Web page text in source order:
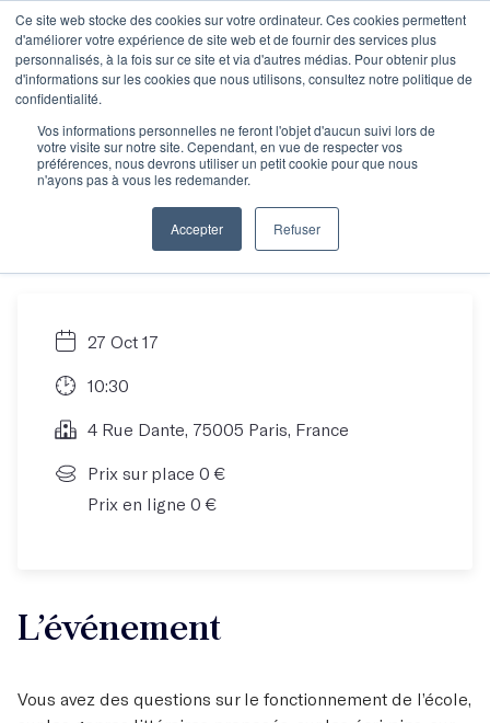
Ce site web stocke des cookies sur votre ordinateur. Ces cookies permettent
d'améliorer votre expérience de site web et de fournir des services plus
personnalisés, à la fois sur ce site et via d'autres médias. Pour obtenir plus
d'informations sur les cookies que nous utilisons, consultez notre politique de
confidentialité.
Vos informations personnelles ne feront l'objet d'aucun suivi lors de
votre visite sur notre site. Cependant, en vue de respecter vos
préférences, nous devrons utiliser un petit cookie pour que nous
n'ayons pas à vous les redemander.
Accepter Refuser
Découvrez Les Mots
autour d'un petit-
déjeuner !
27 Oct 17
10:30
4 Rue Dante, 75005 Paris, France
Prix sur place 0 €
Prix en ligne 0 €
L’événement
Vous avez des questions sur le fonctionnement de l’école,